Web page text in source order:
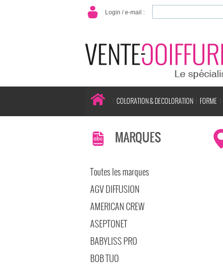
Login / e-mail :
COLORATION & DECOLORATION FORME
MARQUES
Toutes les marques
AGV DIFFUSION
AMERICAN CREW
ASEPTONET
BABYLISS PRO
BOB TUO